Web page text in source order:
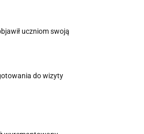
uczniom swoją
do wizyty